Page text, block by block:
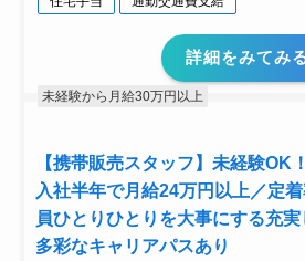
詳細をみてみ
未経験から月給30万円以上
【携帯販売スタッフ】未経験OK
入社半年で月給24万円以上／定
員ひとりひとりを大事にする充
多彩なキャリアパスあり